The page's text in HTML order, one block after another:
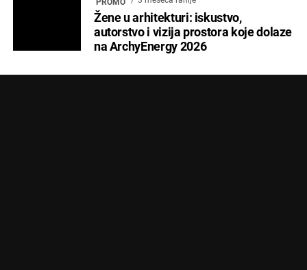
Žene u arhitekturi: iskustvo,
autorstvo i vizija prostora koje dolaze
na ArchyEnergy 2026